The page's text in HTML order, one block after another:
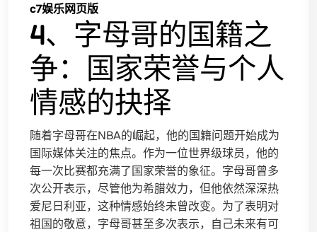
c7娱乐网页版
4、字母哥的国籍之
争：国家荣誉与个人
情感的抉择
随着字母哥在NBA的崛起，他的国籍问题开始成为
国际媒体关注的焦点。作为一位世界级球员，他的
每一次比赛都充满了国家荣誉的象征。字母哥曾多
次公开表示，尽管他为希腊效力，但他依然深深热
爱尼日利亚，这种情感始终未曾改变。为了表明对
祖国的敬意，字母哥甚至多次表示，自己未来有可